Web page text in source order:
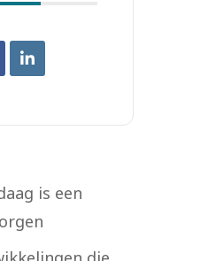
is een